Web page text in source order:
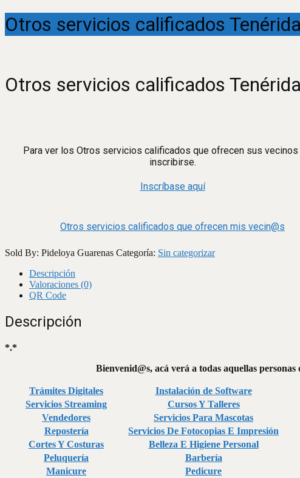
Otros servicios calificados Tenérida
Otros servicios calificados Tenérida
Para ver los Otros servicios calificados que ofrecen sus
inscribirse.
Inscríbase aquí
Otros servicios calificados que ofrecen mis vecin@s
Sold By: Pideloya Guarenas Categoría: Sin categorizar
Descripción
Valoraciones (0)
QR Code
Descripción
*.*
Bienvenid@s, acá verá a todas aquellas
Trámites Digitales
Instalación de Software
Servicios Streaming
Cursos Y Talleres
Vendedores
Servicios Para Mascotas
Repostería
Servicios De Fotocopias E Impresión
Cortes Y Costuras
Belleza E Higiene Personal
Peluquería
Barbería
Manicure
Pedicure